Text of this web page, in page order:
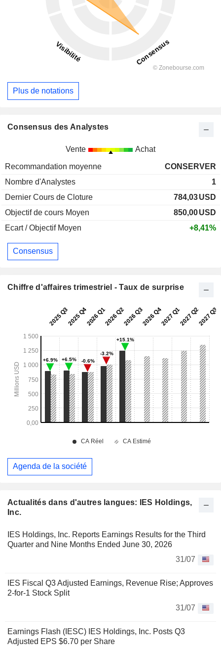
Actualités dans d'autres langues: IES Holdings,
Inc.
IES Holdings, Inc. Reports Earnings Results for the Third
Quarter and Nine Months Ended June 30, 2026
31/07
IES Fiscal Q3 Adjusted Earnings, Revenue Rise; Approves
2-for-1 Stock Split
31/07
Earnings Flash (IESC) IES Holdings, Inc. Posts Q3
Adjusted EPS $6.70 per Share
Plus de notations
Consensus des Analystes
Vente Achat
Recommandation moyenne
CONSERVER
Nombre d'Analystes
1
Dernier Cours de Cloture
784,03USD
Objectif de cours Moyen
850,00USD
Ecart / Objectif Moyen
+8,41%
Consensus
Chiffre d'affaires trimestriel - Taux de surprise
Agenda de la société